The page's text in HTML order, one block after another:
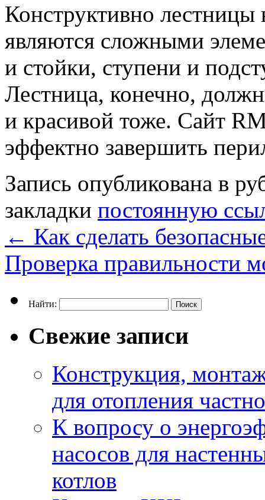
Конструктивно лестницы
являются сложными
и стойки, ступени и
Лестница, конечно,
и красивой тоже. Сайт
эффектно завершить
Запись опубликована в
закладки постоянную
← Как сделать
Проверка правильности
Найти:
Свежие записи
Конструкция,
для отопления
К вопросу о
насосов для
котлов